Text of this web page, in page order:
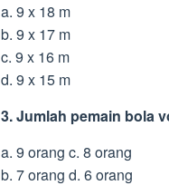
a. 9 x 18 m
b. 9 x 17 m
c. 9 x 16 m
d. 9 x 15 m
3. Jumlah pemain bola
a. 9 orang c. 8 orang
b. 7 orang d. 6 orang